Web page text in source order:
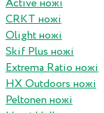
Active ножі
CRKT ножі
Olight ножі
Skif Plus ножі
Extrema Ratio ножі
HX Outdoors ножі
Peltonen ножі